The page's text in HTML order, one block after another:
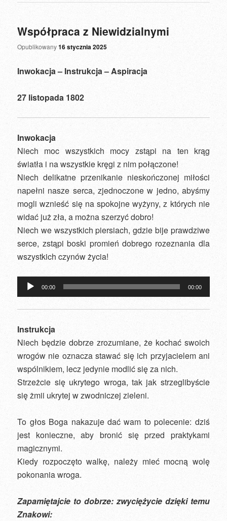
Współpraca z Niewidzialnymi
Opublikowany16 stycznia 2025
Inwokacja – Instrukcja – Aspiracja
27 listopada 1802
Inwokacja
Niech moc wszystkich mocy zstąpi na ten krąg
światła i na wszystkie kręgi z nim połączone!
Niech delikatne przenikanie nieskończonej miłości
napełni nasze serca, zjednoczone w jedno, abyśmy
mogli wznieść się na spokojne wyżyny, z których nie
widać już zła, a można szerzyć dobro!
Niech we wszystkich piersiach, gdzie bije prawdziwe
serce, zstąpi boski promień dobrego rozeznania dla
wszystkich czynów życia!
Odtwarzacz
plików
dźwiękowych
00:00 00:00
Instrukcja
Niech będzie dobrze zrozumiane, że kochać swoich
wrogów nie oznacza stawać się ich przyjacielem ani
wspólnikiem, lecz jedynie modlić się za nich.
Strzeżcie się ukrytego wroga, tak jak strzeglibyście
się żmii ukrytej w zwodniczej zieleni.
To głos Boga nakazuje dać wam to polecenie: dziś
jest konieczne, aby bronić się przed praktykami
magicznymi.
Kiedy rozpoczęto walkę, należy mieć mocną wolę
pokonania wroga.
Zapamiętajcie to dobrze: zwyciężycie dzięki temu
Znakowi: